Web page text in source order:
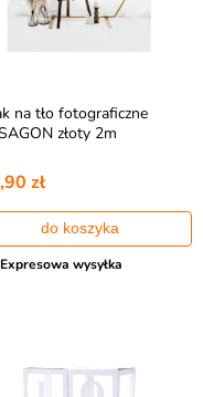
na tło fotograficzne
złoty 2m
zł
do koszyka
Expresowa wysyłka